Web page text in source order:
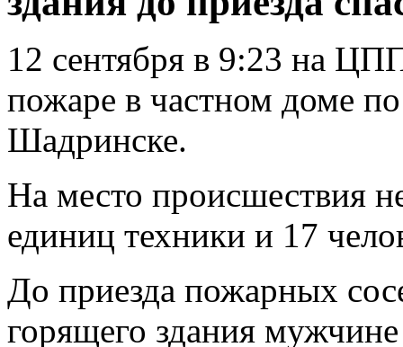
12 сентября в 9:23 на
пожаре в частном доме
Шадринске.
На место происшествия
единиц техники и 17
До приезда пожарных
горящего здания